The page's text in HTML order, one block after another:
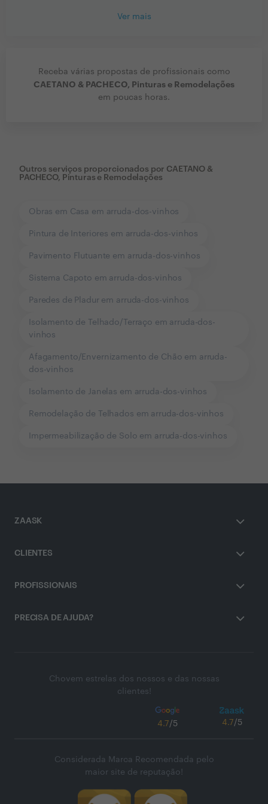
Ver mais
Receba várias propostas de profissionais como
CAETANO & PACHECO, Pinturas e Remodelações
em poucas horas.
Outros serviços proporcionados por CAETANO &
PACHECO, Pinturas e Remodelações
Obras em Casa em arruda-dos-vinhos
Pintura de Interiores em arruda-dos-vinhos
Pavimento Flutuante em arruda-dos-vinhos
Sistema Capoto em arruda-dos-vinhos
Paredes de Pladur em arruda-dos-vinhos
Isolamento de Telhado/Terraço em arruda-dos-
vinhos
Afagamento/Envernizamento de Chão em arruda-
dos-vinhos
Isolamento de Janelas em arruda-dos-vinhos
Remodelação de Telhados em arruda-dos-vinhos
Impermeabilização de Solo em arruda-dos-vinhos
ZAASK
CLIENTES
PROFISSIONAIS
PRECISA DE AJUDA?
Chovem estrelas dos nossos e das nossas
clientes!
4.7/5 4.7/5
Considerada Marca Recomendada pelo
maior site de reputação!